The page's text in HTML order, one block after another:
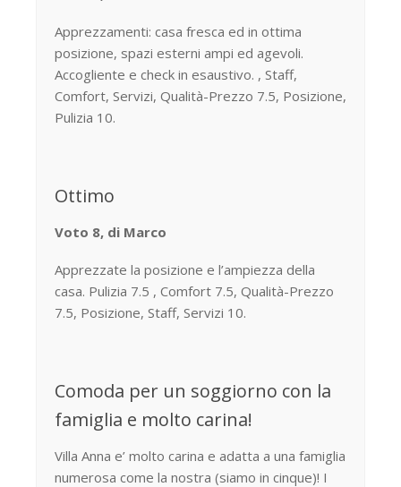
Apprezzamenti: casa fresca ed in ottima
posizione, spazi esterni ampi ed agevoli.
Accogliente e check in esaustivo. , Staff,
Comfort, Servizi, Qualità-Prezzo 7.5, Posizione,
Pulizia 10.
Ottimo
Voto 8, di Marco
Apprezzate la posizione e l’ampiezza della
casa. Pulizia 7.5 , Comfort 7.5, Qualità-Prezzo
7.5, Posizione, Staff, Servizi 10.
Comoda per un soggiorno con la
famiglia e molto carina!
Villa Anna e’ molto carina e adatta a una famiglia
numerosa come la nostra (siamo in cinque)! I